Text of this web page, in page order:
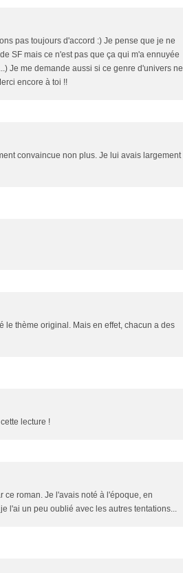
pas toujours d'accord :) Je pense que je ne
SF mais ce n'est pas que ça qui m'a ennuyée
Je me demande aussi si ce genre d'univers ne
encore à toi !!
convaincue non plus. Je lui avais largement
le thème original. Mais en effet, chacun a des
lecture !
ce roman. Je l'avais noté à l'époque, en
l'ai un peu oublié avec les autres tentations...